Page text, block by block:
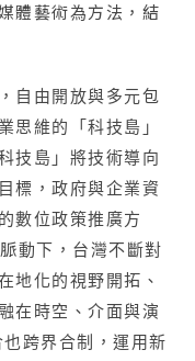
體藝術為方法，結
自由開放與多元包
思維的「科技島」
技島」將技術導向
標，政府與企業資
數位政策推廣方
動下，台灣不斷對
地化的視野開拓、
在時空、介面與演
跨界合制，運用新